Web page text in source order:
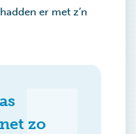
er met z’n
zo